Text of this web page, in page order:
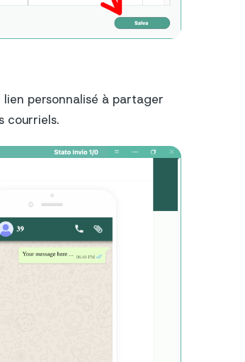
lien personnalisé à partager
courriels.